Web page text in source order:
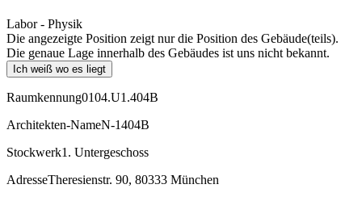
Labor - Physik
Die angezeigte Position zeigt nur die Position des Gebäude(teils).
Die genaue Lage innerhalb des Gebäudes ist uns nicht bekannt.
Ich weiß wo es liegt
Raumkennung0104.U1.404B
Architekten-NameN-1404B
Stockwerk1. Untergeschoss
AdresseTheresienstr. 90, 80333 München